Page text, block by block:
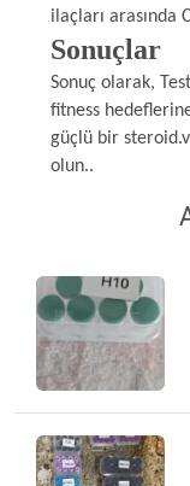
ilaçları arasında
Sonuçlar
Sonuç olarak,
fitness
güçlü bir
olun..